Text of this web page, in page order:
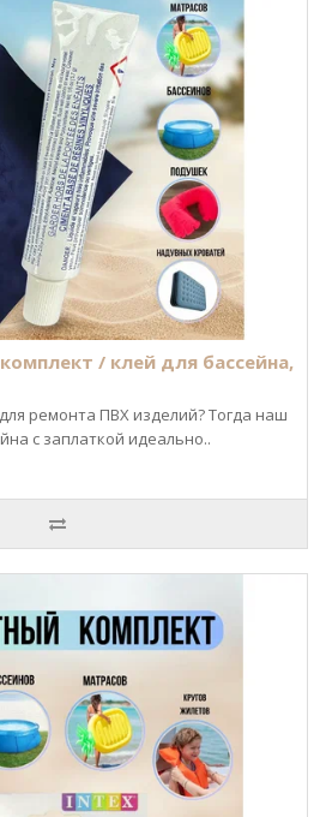
/ клей для бассейна,
ремонта ПВХ изделий? Тогда наш
с заплаткой идеально..